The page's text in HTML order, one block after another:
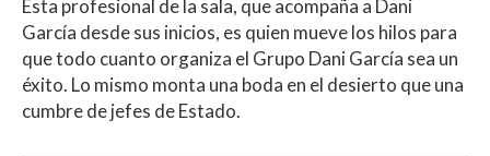
Esta profesional de la sala, que acompaña a Dani
García desde sus inicios, es quien mueve los hilos para
que todo cuanto organiza el Grupo Dani García sea un
éxito. Lo mismo monta una boda en el desierto que una
cumbre de jefes de Estado.